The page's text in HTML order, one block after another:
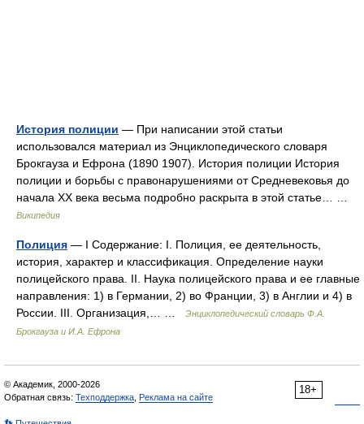
История полиции — При написании этой статьи
использовался материал из Энциклопедического словаря
Брокгауза и Ефрона (1890 1907). История полиции История
полиции и борьбы с правонарушениями от Средневековья до
начала XX века весьма подробно раскрыта в этой статье… …
Википедия
Полиция — I Содержание: I. Полиция, ее деятельность,
история, характер и классификация. Определение науки
полицейского права. II. Наука полицейского права и ее главные
направления: 1) в Германии, 2) во Франции, 3) в Англии и 4) в
России. III. Организация,… …
Энциклопедический словарь Ф.А.
Брокгауза и И.А. Ефрона
18+
© Академик, 2000-2026
Обратная связь: Техподдержка Реклама на сайте